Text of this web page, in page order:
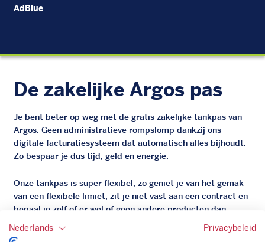
AdBlue
De zakelijke Argos pas
Je bent beter op weg met de gratis zakelijke tankpas van
Argos. Geen administratieve rompslomp dankzij ons
digitale facturatiesysteem dat automatisch alles bijhoudt.
Zo bespaar je dus tijd, geld en energie.
Onze tankpas is super flexibel, zo geniet je van het gemak
van een flexibele limiet, zit je niet vast aan een contract en
bepaal je zelf of er wel of geen andere producten dan
brandstof mee betaalt kunnen worden.
Bovendien profiteer je altijd van een gegarandeerde
Nederlands Privacybeleid